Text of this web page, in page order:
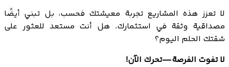
لا تعزز هذه المشاريع تجربة معيشتك فحسب، بل تبني أيضًا
مصداقية وثقة في استثمارك. هل أنت مستعد للعثور على
شقتك الحلم اليوم؟
لا تفوت الفرصة—تحرك الآن!